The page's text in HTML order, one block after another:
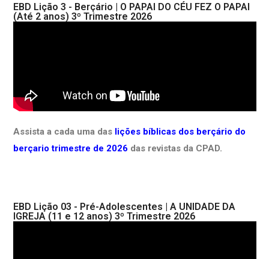
EBD Lição 3 - Berçário | O PAPAI DO CÉU FEZ O PAPAI
(Até 2 anos) 3º Trimestre 2026
Assista a cada uma das lições bíblicas dos berçário do
berçario trimestre de 2026 das revistas da CPAD.
EBD Lição 03 - Pré-Adolescentes | A UNIDADE DA
IGREJA (11 e 12 anos) 3º Trimestre 2026